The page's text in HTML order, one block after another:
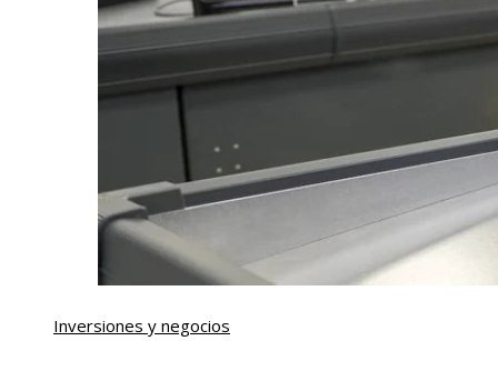
Inversiones y negocios